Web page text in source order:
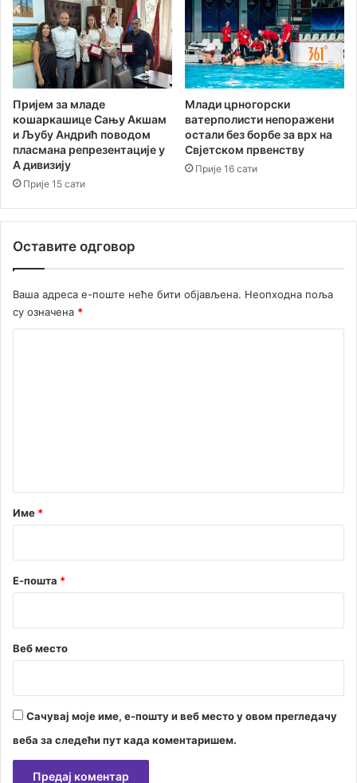
ф
о
р
м
с
а
њ
е
ј
а
н
с
т
Пријем за младе
кошаркашице Сању Акшам
и Љубу Андрић поводом
пласмана репрезентације у
А дивизију
Прије 15 сати
Млади црногорски
ватерполисти непоражени
остали без борбе за врх на
Свјетском првенству
Прије 16 сати
Оставите одговор
Ваша адреса е-поште неће бити објављена. Неопходна поља
су означена *
р
Име *
Е-пошта *
Веб место
Сачувај моје име, е-пошту и веб место у овом прегледачу
веба за следећи пут када коментаришем.